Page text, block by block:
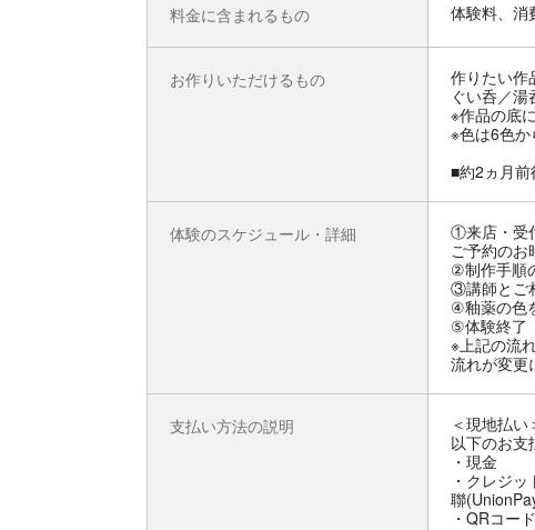
料金に含まれるもの 体験料、消
お作りいただけるもの
作りたい作
ぐい呑／
※作品の底
※色は6色
■約2ヵ月前
体験のスケジュール・詳細
①来店・受
ご予約のお
②制作手順
③講師とご
④釉薬の色
⑤体験終了
※上記の流
流れが変更
支払い方法の説明
＜現地払い
以下のお支
・現金
・クレジ
聯
・QRコー